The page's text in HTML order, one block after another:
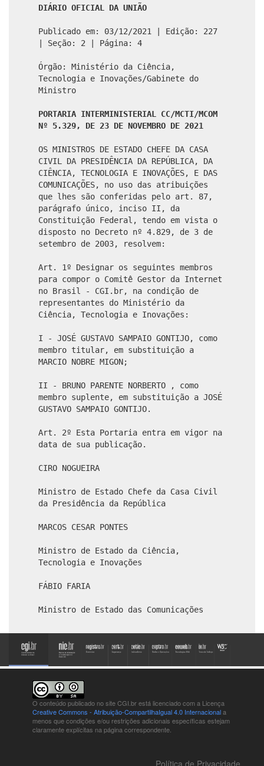
DIÁRIO OFICIAL DA UNIÃO
Publicado em: 03/12/2021 | Edição: 227
| Seção: 2 | Página: 4
Órgão: Ministério da Ciência,
Tecnologia e Inovações/Gabinete do
Ministro
PORTARIA INTERMINISTERIAL CC/MCTI/MCOM
Nº 5.329, DE 23 DE NOVEMBRO DE 2021
OS MINISTROS DE ESTADO CHEFE DA CASA
CIVIL DA PRESIDÊNCIA DA REPÚBLICA, DA
CIÊNCIA, TECNOLOGIA E INOVAÇÕES, E DAS
COMUNICAÇÕES, no uso das atribuições
que lhes são conferidas pelo art. 87,
parágrafo único, inciso II, da
Constituição Federal, tendo em vista o
disposto no Decreto nº 4.829, de 3 de
setembro de 2003, resolvem:
Art. 1º Designar os seguintes membros
para compor o Comitê Gestor da Internet
no Brasil - CGI.br, na condição de
representantes do Ministério da
Ciência, Tecnologia e Inovações:
I - JOSÉ GUSTAVO SAMPAIO GONTIJO, como
membro titular, em substituição a
MARCIO NOBRE MIGON;
II - BRUNO PARENTE NORBERTO , como
membro suplente, em substituição a JOSÉ
GUSTAVO SAMPAIO GONTIJO.
Art. 2º Esta Portaria entra em vigor na
data de sua publicação.
CIRO NOGUEIRA
Ministro de Estado Chefe da Casa Civil
da Presidência da República
MARCOS CESAR PONTES
Ministro de Estado da Ciência,
Tecnologia e Inovações
FÁBIO FARIA
Ministro de Estado das Comunicações
O conteúdo publicado no site CGI.br está licenciado com a Licença
Creative Commons - Atribuição-CompartilhaIgual 4.0 Internacionala
menos que condições e/ou restrições adicionais específicas estejam
claramente explícitas na página correspondente.